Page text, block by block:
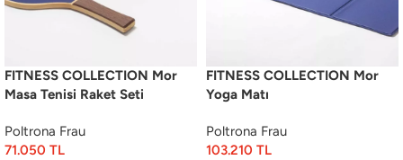
FITNESS COLLECTION Mor
Masa Tenisi Raket Seti
Poltrona Frau
71.050 TL
FITNESS COLLECTION Mor
Yoga Matı
Poltrona Frau
103.210 TL